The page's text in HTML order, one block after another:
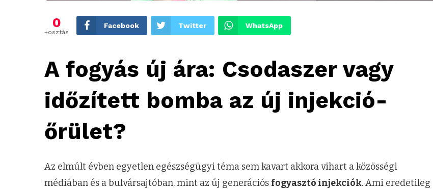
0
+osztás
Facebook Twitter WhatsApp
A fogyás új ára: Csodaszer vagy
időzített bomba az új injekció-
őrület?
Az elmúlt évben egyetlen egészségügyi téma sem kavart akkora vihart a közösségi
médiában és a bulvársajtóban, mint az új generációs fogyasztó injekciók. Ami eredetileg